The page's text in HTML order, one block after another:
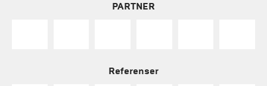
PARTNER
Referenser